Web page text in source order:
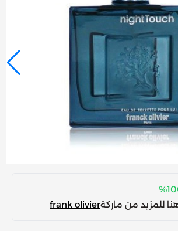
للمزيد من ماركةfrank olivier